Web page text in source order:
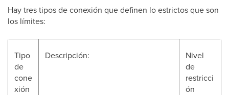
Hay tres tipos de conexión que definen lo estrictos que son
los límites:
Tipo
de
cone
xión
Descripción:
Nivel
de
restricci
ón